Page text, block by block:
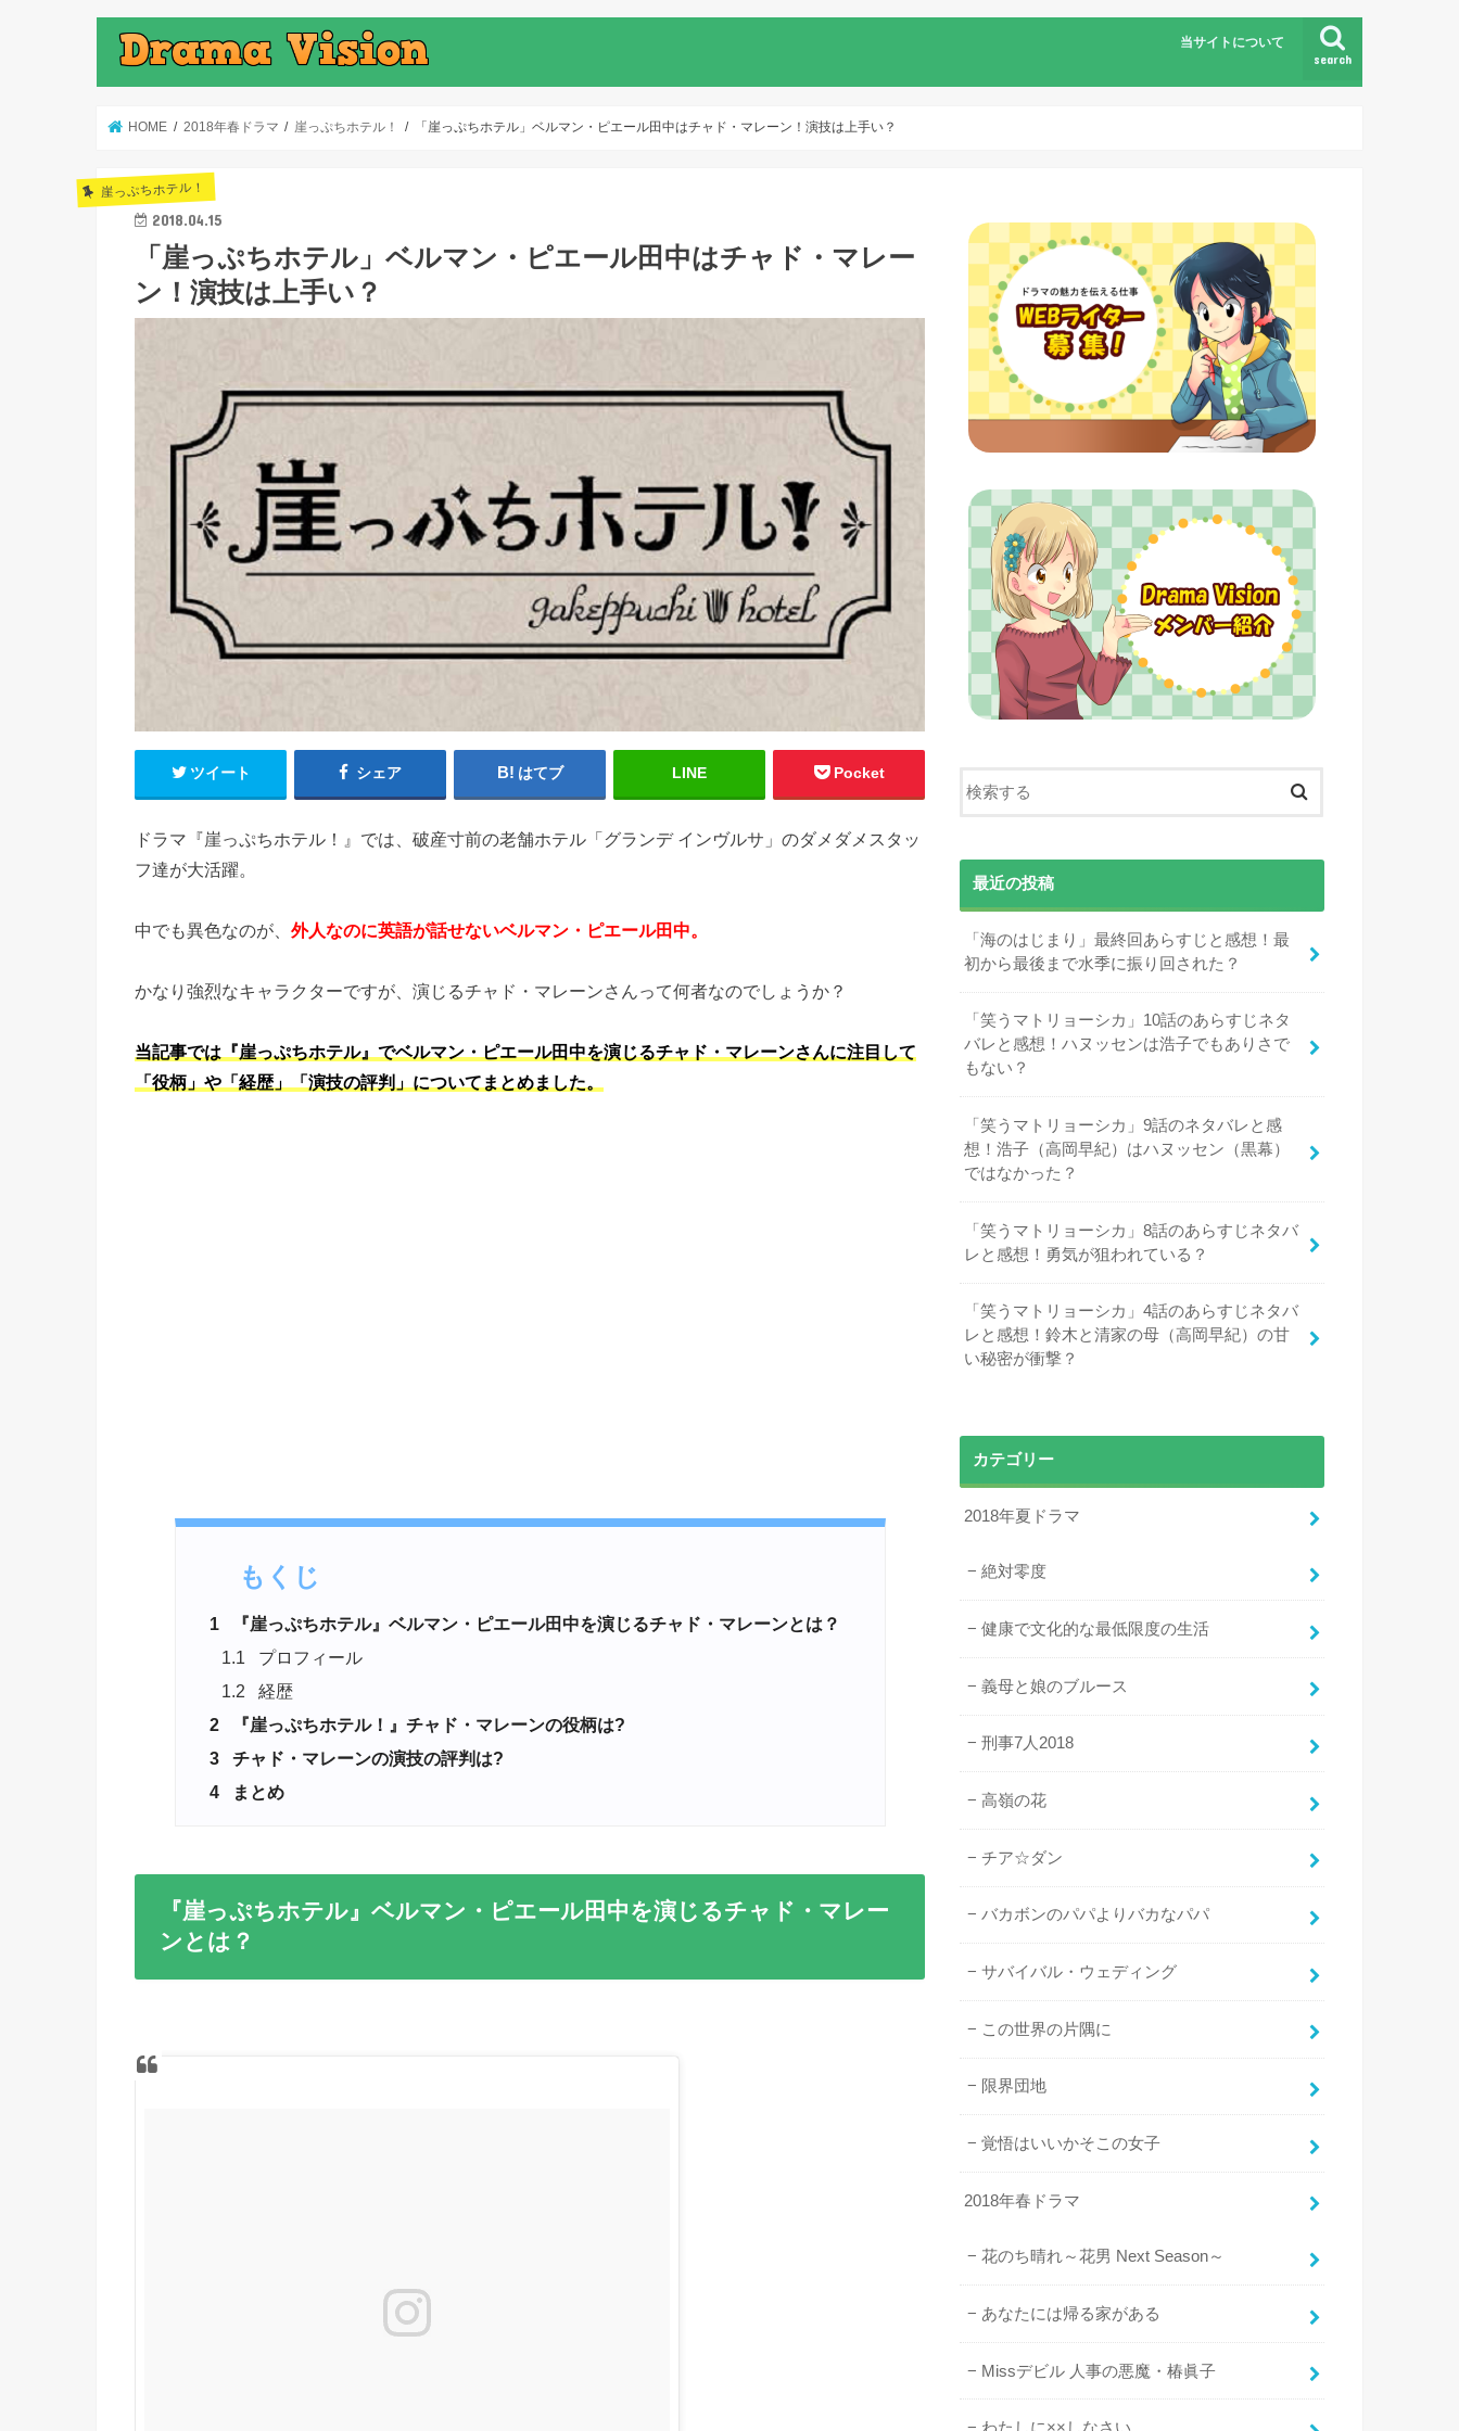
search
当サイトについて
HOME 2018年春ドラマ 崖っぷちホテル！ 「崖っぷちホテル」ベルマン・ピエール田中はチャド・マレーン！演技は上手い？
崖っぷちホテル！
2018.04.15
「崖っぷちホテル」ベルマン・ピエール田中はチャド・マレー
ン！演技は上手い？
ツイート シェア はてブ LINE Pocket
ドラマ『崖っぷちホテル！』では、破産寸前の老舗ホテル「グランデ インヴルサ」のダメダメスタッ
フ達が大活躍。
中でも異色なのが、 外人なのに英語が話せないベルマン・ピエール田中。
かなり強烈なキャラクターですが、演じるチャド・マレーンさんって何者なのでしょうか？
当記事では『崖っぷちホテル』でベルマン・ピエール田中を演じるチャド・マレーンさんに注目して
「役柄」や「経歴」「演技の評判」についてまとめました。
もくじ
1
『崖っぷちホテル』ベルマン・ピエール田中を演じるチャド・マレーンとは？
1.1
プロフィール
1.2
経歴
2
『崖っぷちホテル！』チャド・マレーンの役柄は?
3
チャド・マレーンの演技の評判は?
4
まとめ
『崖っぷちホテル』ベルマン・ピエール田中を演じるチャド・マレー
ンとは？
最近の投稿
「海のはじまり」最終回あらすじと感想！最
初から最後まで水季に振り回された？
「笑うマトリョーシカ」10話のあらすじネタ
バレと感想！ハヌッセンは浩子でもありさで
もない？
「笑うマトリョーシカ」9話のネタバレと感
想！浩子（高岡早紀）はハヌッセン（黒幕）
ではなかった？
「笑うマトリョーシカ」8話のあらすじネタバ
レと感想！勇気が狙われている？
「笑うマトリョーシカ」4話のあらすじネタバ
レと感想！鈴木と清家の母（高岡早紀）の甘
い秘密が衝撃？
カテゴリー
2018年夏ドラマ
絶対零度
健康で文化的な最低限度の生活
義母と娘のブルース
刑事7人2018
高嶺の花
チア☆ダン
バカボンのパパよりバカなパパ
サバイバル・ウェディング
この世界の片隅に
限界団地
覚悟はいいかそこの女子
2018年春ドラマ
花のち晴れ～花男 Next Season～
あなたには帰る家がある
Missデビル 人事の悪魔・椿眞子